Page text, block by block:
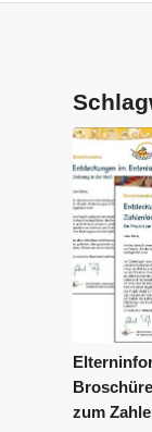
zum